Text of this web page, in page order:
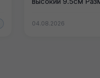
04.08.2026